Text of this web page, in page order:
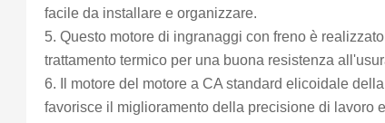
facile da installare e organizzare.
5. Questo motore di ingranaggi con freno è
trattamento termico per una buona resistenza
6. Il motore del motore a CA standard elicoidale
favorisce il miglioramento della precisione di lavoro